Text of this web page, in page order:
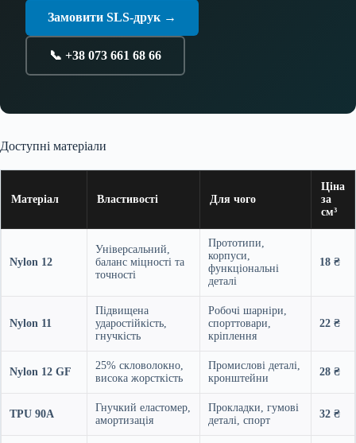
Замовити SLS-друк →
📞 +38 073 661 68 66
Доступні матеріали
Матеріал Властивості Для чого
Ціна
за
см³
Nylon 12
Універсальний,
баланс міцності та
точності
Прототипи,
корпуси,
функціональні
деталі
18 ₴
Nylon 11
Підвищена
ударостійкість,
гнучкість
Робочі шарніри,
спорттовари,
кріплення
22 ₴
Nylon 12 GF
25% скловолокно,
висока жорсткість
Промислові деталі,
кронштейни
28 ₴
TPU 90A
Гнучкий еластомер,
амортизація
Прокладки, гумові
деталі, спорт
32 ₴